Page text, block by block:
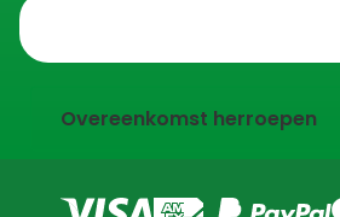
Overeenkomst herroepen